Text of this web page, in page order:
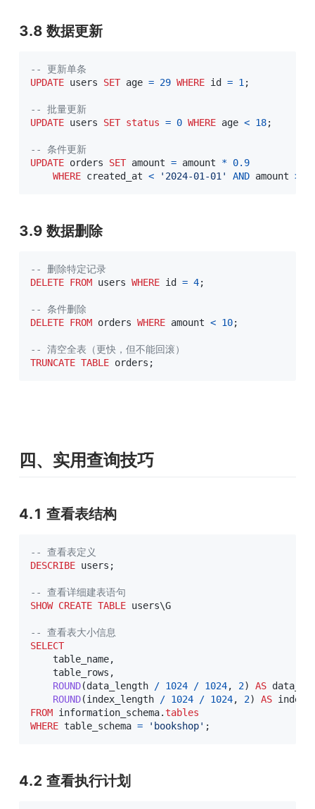
3.8 数据更新
-- 更新单条
UPDATE users SET age = 29 WHERE id = 1;
-- 批量更新
UPDATE users SET status = 0 WHERE age < 18;
-- 条件更新
UPDATE orders SET amount = amount * 0.9
WHERE created_at < '2024-01-01' AND amount >
3.9 数据删除
-- 删除特定记录
DELETE FROM users WHERE id = 4;
-- 条件删除
DELETE FROM orders WHERE amount < 10;
-- 清空全表（更快，但不能回滚）
TRUNCATE TABLE orders ;
四、实用查询技巧
4.1 查看表结构
-- 查看表定义
DESCRIBE users ;
-- 查看详细建表语句
SHOW CREATE TABLE users\G
-- 查看表大小信息
SELECT
    table_name
,
    table_rows
,
ROUND(data_length / 1024 / 1024, 2) AS data_mb
ROUND(index_length / 1024 / 1024, 2)
AS
FROM information_schema.tables
WHERE table_schema = 'bookshop' ;
4.2 查看执行计划